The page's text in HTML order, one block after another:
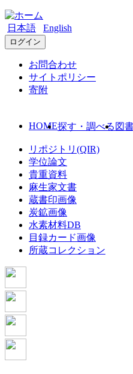
日本語 English
ログイン
お問合わせ
サイトポリシー
寄附
HOME探す・調べる 図
リポジトリ(QIR)
学位論文
貴重資料
麻生家文書
蔵書印画像
炭鉱画像
水素材料DB
目録カード画像
所蔵コレクション